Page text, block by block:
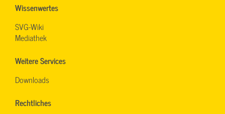
Wissenwertes
SVG-Wiki
Mediathek
Weitere Services
Downloads
Rechtliches